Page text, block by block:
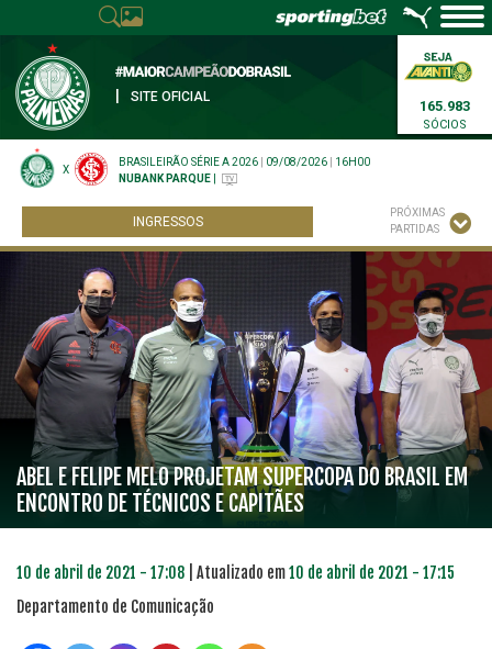
SITE OFICIAL
165.983
SÓCIOS
X
BRASILEIRÃO SÉRIE A 2026 09/08/2026
16H00
NUBANK PARQUE
INGRESSOS
PRÓXIMAS
PARTIDAS
ABEL E FELIPE MELO PROJETAM SUPERCOPA DO BRASIL EM
ENCONTRO DE TÉCNICOS E CAPITÃES
10 de abril de 2021 - 17:08 | Atualizado em10 de abril de 2021 - 17:15
Departamento de Comunicação